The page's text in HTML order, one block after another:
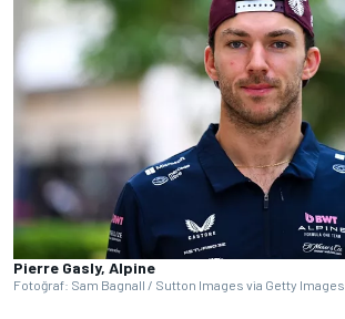
Pierre Gasly, Alpine
Fotoğraf: Sam Bagnall / Sutton Images via Getty Images